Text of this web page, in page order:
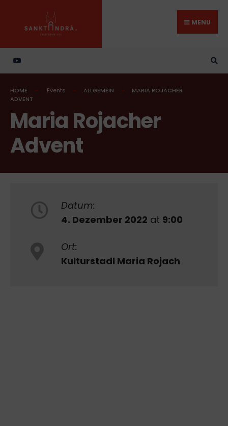
content
MENU
HOME Events ALLGEMEIN
MARIA ROJACHER
ADVENT
Maria Rojacher
Advent
Datum:
4. Dezember 2022 at 9:00
Ort:
Kulturstadl Maria Rojach